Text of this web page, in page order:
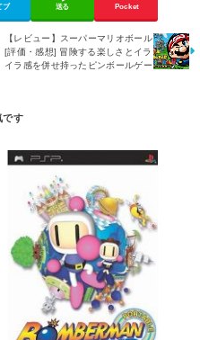
ブ 送る Pocket
【レビュー】スーパーマリオボール
[評価・感想] 冒険する楽しさとイラ
イラ感を併せ持ったピンボールゲー